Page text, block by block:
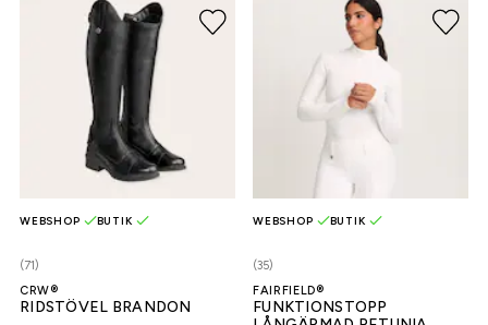
(71)
WEBSHOP BUTIK
CRW®
RIDSTÖVEL BRANDON
(35)
WEBSHOP BUTIK
FAIRFIELD®
FUNKTIONSTOPP